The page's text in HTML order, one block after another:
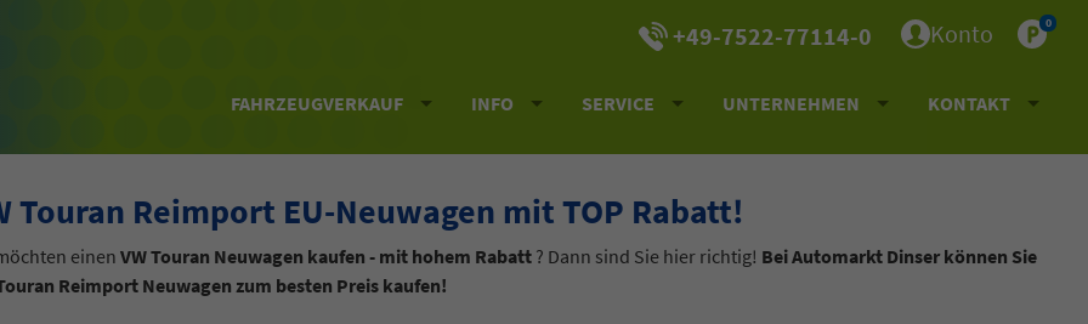
+49-7522-77114-0 Konto 0
FAHRZEUGVERKAUF INFO SERVICE UNTERNEHMEN KONTAKT
Touran Reimport EU-Neuwagen mit TOP Rabatt!
einenVW Touran Neuwagen kaufen - mit hohem Rabatt ? Dann sind Sie hier richtig! Bei Automarkt Dinser können Sie
Reimport Neuwagen zum besten Preis kaufen!